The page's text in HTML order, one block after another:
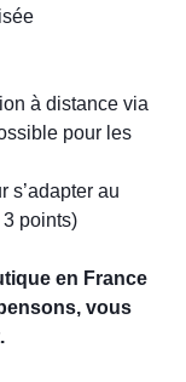
à distance via
pour les
s’adapter au
points)
en France
vous